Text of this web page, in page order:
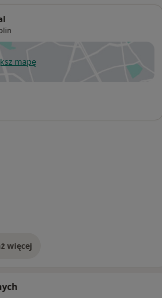
mapę
otwiera się w nowej karcie
więcej
o adresie